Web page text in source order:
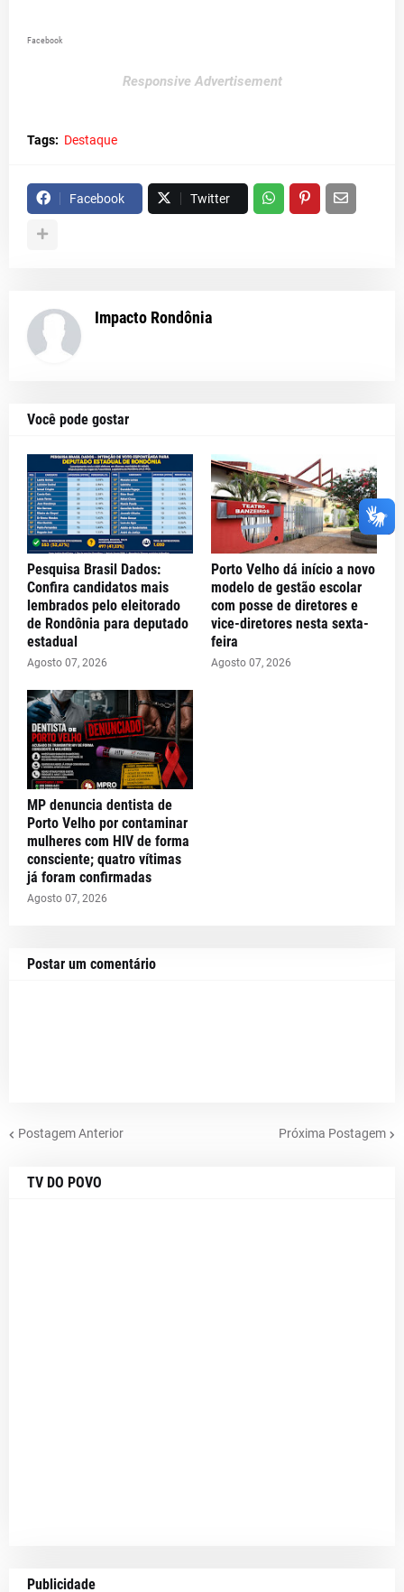
Facebook
Responsive Advertisement
Tags: Destaque
Facebook Twitter
Impacto Rondônia
Você pode gostar
Pesquisa Brasil Dados:
Confira candidatos mais
lembrados pelo eleitorado
de Rondônia para deputado
estadual
Agosto 07, 2026
Porto Velho dá início a novo
modelo de gestão escolar
com posse de diretores e
vice-diretores nesta sexta-
feira
Agosto 07, 2026
MP denuncia dentista de
Porto Velho por contaminar
mulheres com HIV de forma
consciente; quatro vítimas
já foram confirmadas
Agosto 07, 2026
Postar um comentário
Postagem Anterior Próxima Postagem
TV DO POVO
Publicidade